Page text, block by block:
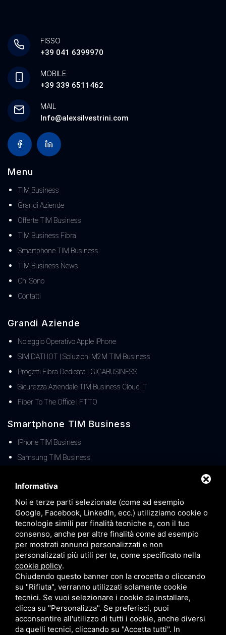
FISSO
+39 041 6399970
MOBILE
+39 339 6511462
MAIL
Info@alexsilvestrini.com
Menu
TIM Business
Grandi Aziende
Offerte TIM Business
TIM Business Fibra
Smartphone TIM Business
TIM Business News
Chi Sono
Contatti
Grandi Aziende
Noleggio Operativo Apple IPhone
SIM DATI IOT | Soluzioni M2M TIM Business
Progetti Fibra Dedicata | GIGABUSINESS
Sicurezza Aziendale TIM Business Cloud IT
Fiber To The Office | FTTO
Smartphone TIM Business
IPhone TIM Business
Samsung TIM Business
Offerte TIM Business
Offerte TIM Business Fisso
Offerte TIM Business MOBILE
TIM Business Centralino Cloud
Offerte TIM Unica Business
Servizio Denat TIM Business
TIM BUSINESS 5G
TIM Business Servizi IT
Offerte TIM Business Voucher FIBRA
Offerta TIM Energia
Informativa
Noi e terze parti selezionate (come ad esempio
Google, Facebook, LinkedIn, ecc.) utilizziamo cookie o
tecnologie simili per finalità tecniche e, con il tuo
consenso, anche per altre finalità come ad esempio
per mostrati annunci personalizzati e non
personalizzati più utili per te, come specificato nella
cookie policy.
Chiudendo questo banner con la crocetta o cliccando
su "Rifiuta", verranno utilizzati solamente cookie
tecnici. Se vuoi selezionare i cookie da installare,
clicca su "Personalizza". Se preferisci, puoi
acconsentire all'utilizzo di tutti i cookie, anche diversi
da quelli tecnici, cliccando su "Accetta tutti". In